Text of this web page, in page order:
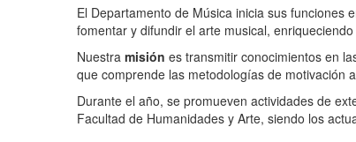
El Departamento de Música inicia sus funciones
fomentar y difundir el arte musical,
Nuestra misión es transmitir conocimientos en
que comprende las metodologías de motivación
Durante el año, se promueven actividades de
Facultad de Humanidades y Arte, siendo los